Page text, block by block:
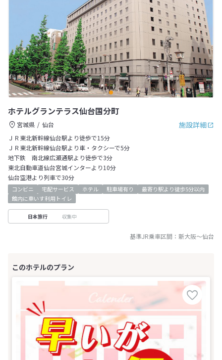
ホテルグランテラス仙台国分町
施設詳細
宮城県
仙台
ＪＲ東北新幹線仙台駅より徒歩で15分
ＪＲ東北新幹線仙台駅より車・タクシーで5分
地下鉄 南北線広瀬通駅より徒歩で3分
東北自動車道仙台宮城インターより10分
仙台空港より列車で30分
コンビニ 宅配サービス ホテル 駐車場有り
最寄り駅より徒歩5分以内
館内に車いす利用トイレ
日本旅行 収集中
基準JR乗車区間： 新大阪～仙台